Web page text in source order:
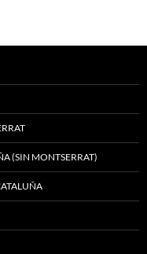
(SIN MONTSERRAT)